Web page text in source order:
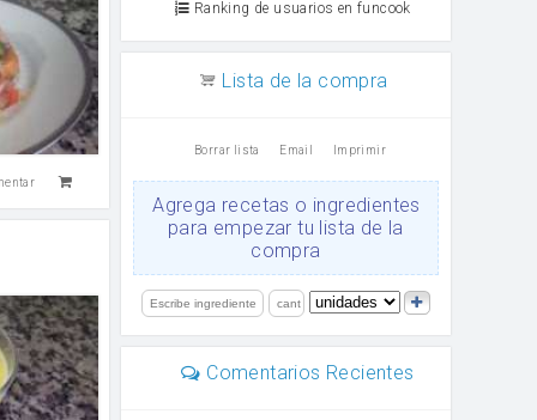
Ranking de usuarios en funcook
Lista de la compra
Borrar lista Email Imprimir
Agrega recetas o ingredientes
para empezar tu lista de la
compra
Comentarios Recientes